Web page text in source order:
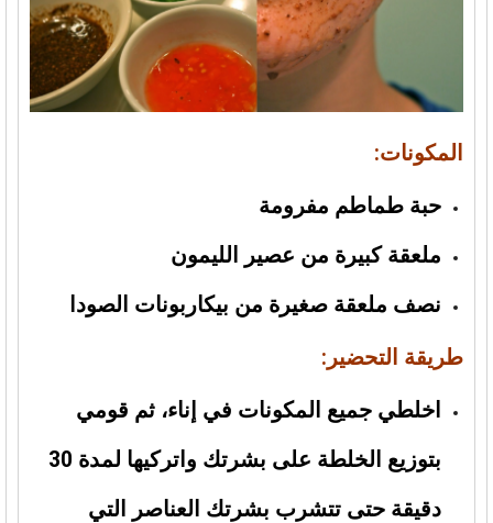
المكونات:
حبة طماطم مفرومة
ملعقة كبيرة من عصير الليمون
نصف ملعقة صغيرة من بيكاربونات الصودا
طريقة التحضير:
اخلطي جميع المكونات في إناء، ثم قومي
بتوزيع الخلطة على بشرتك واتركيها لمدة 30
دقيقة حتى تتشرب بشرتك العناصر التي